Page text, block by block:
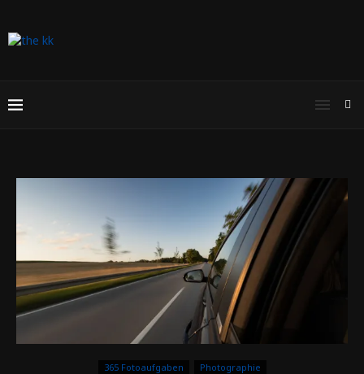
365 Fotoaufgaben Photographie